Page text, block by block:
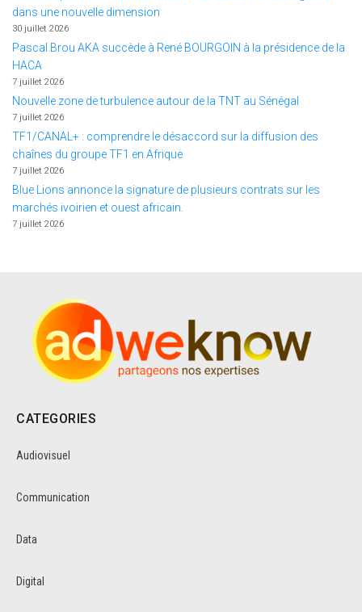
dans une nouvelle dimension
30 juillet 2026
Pascal Brou AKA succède à René BOURGOIN à la présidence de la
HACA
7 juillet 2026
Nouvelle zone de turbulence autour de la TNT au Sénégal
7 juillet 2026
TF1/CANAL+ : comprendre le désaccord sur la diffusion des
chaînes du groupe TF1 en Afrique
7 juillet 2026
Blue Lions annonce la signature de plusieurs contrats sur les
marchés ivoirien et ouest africain.
7 juillet 2026
CATEGORIES
Audiovisuel
Communication
Data
Digital